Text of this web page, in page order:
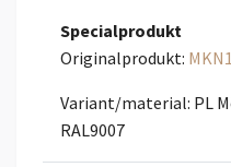
Specialprodukt
Originalprodukt:
Variant/material: PL
RAL9007